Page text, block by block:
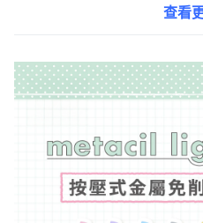
用，尺寸為 14.5 x 1cm，重量僅
查看